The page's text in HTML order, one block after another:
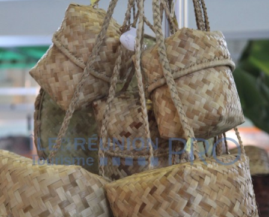
Organisateur de voyage
Journaliste
L'IRT
Qui sommes nous
Planning actions IRT